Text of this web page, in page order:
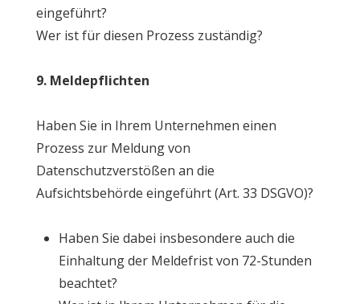
eingeführt?
Wer ist für diesen Prozess zuständig?
9. Meldepflichten
Haben Sie in Ihrem Unternehmen einen
Prozess zur Meldung von
Datenschutzverstößen an die
Aufsichtsbehörde eingeführt (Art. 33 DSGVO)?
Haben Sie dabei insbesondere auch die
Einhaltung der Meldefrist von 72-Stunden
beachtet?